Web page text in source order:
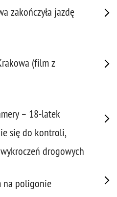
zakończyła jazdę
(film z
– 18-latek
się do kontroli,
drogowych
na poligonie